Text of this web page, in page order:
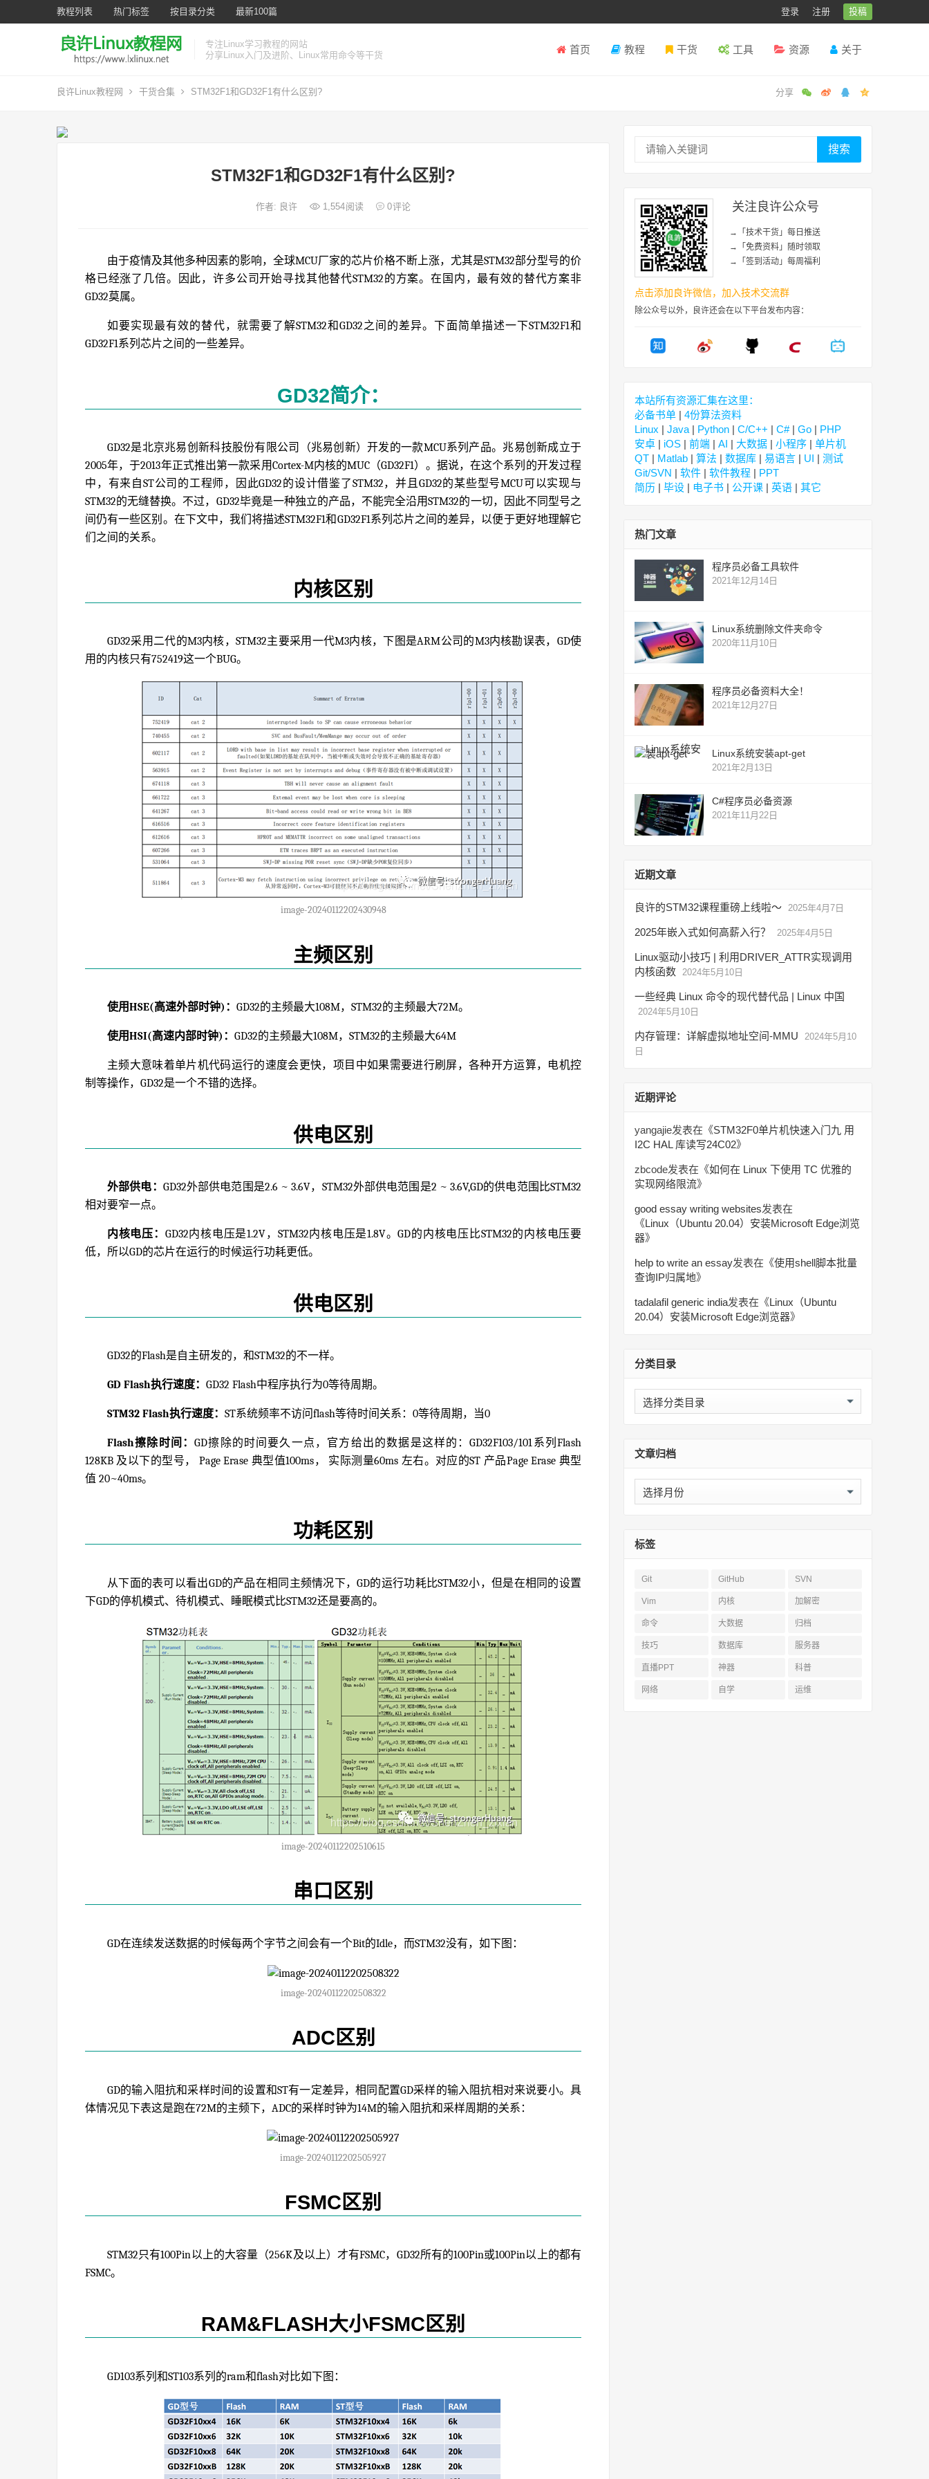
教程列表 热门标签 按目录分类 最新100篇 登录 注册 投稿
专注Linux学习教程的网站
分享Linux入门及进阶、Linux常用命令等干货
首页 教程 干货 工具 资源 关于
良许Linux教程网 干货合集 STM32F1和GD32F1有什么区别?
STM32F1和GD32F1有什么区别?
作者: 良许 1,554阅读 0评论
由于疫情及其他多种因素的影响，全球MCU厂家的芯片价格不断上涨，尤其是STM32部分型号的价
格已经涨了几倍。因此，许多公司开始寻找其他替代STM32的方案。在国内，最有效的替代方案非
GD32莫属。
如要实现最有效的替代，就需要了解STM32和GD32之间的差异。下面简单描述一下STM32F1和
GD32F1系列芯片之间的一些差异。
GD32简介：
GD32是北京兆易创新科技股份有限公司（兆易创新）开发的一款MCU系列产品。兆易创新成立于
2005年，于2013年正式推出第一款采用Cortex-M内核的MUC（GD32F1）。据说，在这个系列的开发过程
中，有来自ST公司的工程师，因此GD32的设计借鉴了STM32，并且GD32的某些型号MCU可以实现与
STM32的无缝替换。不过，GD32毕竟是一种独立的产品，不能完全沿用STM32的一切，因此不同型号之
间仍有一些区别。在下文中，我们将描述STM32F1和GD32F1系列芯片之间的差异，以便于更好地理解它
们之间的关系。
内核区别
GD32采用二代的M3内核，STM32主要采用一代M3内核，下图是ARM公司的M3内核勘误表，GD使
用的内核只有752419这一个BUG。
image-20240112202430948
主频区别
使用HSE(高速外部时钟)： GD32的主频最大108M，STM32的主频最大72M。
使用HSI(高速内部时钟)： GD32的主频最大108M，STM32的主频最大64M
主频大意味着单片机代码运行的速度会更快，项目中如果需要进行刷屏，各种开方运算，电机控
制等操作，GD32是一个不错的选择。
供电区别
外部供电： GD32外部供电范围是2.6 ~ 3.6V，STM32外部供电范围是2 ~ 3.6V,GD的供电范围比STM32
相对要窄一点。
内核电压： GD32内核电压是1.2V，STM32内核电压是1.8V。GD的内核电压比STM32的内核电压要
低，所以GD的芯片在运行的时候运行功耗更低。
供电区别
GD32的Flash是自主研发的，和STM32的不一样。
GD Flash执行速度： GD32 Flash中程序执行为0等待周期。
STM32 Flash执行速度： ST系统频率不访问flash等待时间关系：0等待周期，当0
Flash擦除时间：GD擦除的时间要久一点，官方给出的数据是这样的：GD32F103/101系列Flash
128KB 及以下的型号， Page Erase 典型值100ms， 实际测量60ms 左右。对应的ST 产品Page Erase 典型
值 20~40ms。
功耗区别
从下面的表可以看出GD的产品在相同主频情况下，GD的运行功耗比STM32小，但是在相同的设置
下GD的停机模式、待机模式、睡眠模式比STM32还是要高的。
image-20240112202510615
串口区别
GD在连续发送数据的时候每两个字节之间会有一个Bit的Idle，而STM32没有，如下图：
image-20240112202508322
ADC区别
GD的输入阻抗和采样时间的设置和ST有一定差异，相同配置GD采样的输入阻抗相对来说要小。具
体情况见下表这是跑在72M的主频下，ADC的采样时钟为14M的输入阻抗和采样周期的关系：
image-20240112202505927
FSMC区别
STM32只有100Pin以上的大容量（256K及以上）才有FSMC，GD32所有的100Pin或100Pin以上的都有
FSMC。
RAM&FLASH大小FSMC区别
GD103系列和ST103系列的ram和flash对比如下图：
搜索
关注良许公众号
→「技术干货」每日推送
→「免费资料」随时领取
→「签到活动」每周福利
点击添加良许微信，加入技术交流群
除公众号以外，良许还会在以下平台发布内容：
本站所有资源汇集在这里：
必备书单 | 4份算法资料
Linux | Java | Python | C/C++ | C#| Go | PHP
安卓 | iOS | 前端 | AI | 大数据 | 小程序 | 单片机
QT | Matlab | 算法 | 数据库 | 易语言 | UI | 测试
Git/SVN | 软件 | 软件教程 | PPT
简历 | 毕设 | 电子书 | 公开课 | 英语 | 其它
热门文章
程序员必备工具软件
2021年12月14日
Linux系统删除文件夹命令
2020年11月10日
程序员必备资料大全！
2021年12月27日
Linux系统安装apt-get
2021年2月13日
C#程序员必备资源
2021年11月22日
近期文章
良许的STM32课程重磅上线啦～ 2025年4月7日
2025年嵌入式如何高薪入行？ 2025年4月5日
Linux驱动小技巧 | 利用DRIVER_ATTR实现调用
内核函数 2024年5月10日
一些经典 Linux 命令的现代替代品 | Linux 中国
2024年5月10日
内存管理：详解虚拟地址空间-MMU
2024年5月10
日
近期评论
yangajie发表在《STM32F0单片机快速入门九 用
I2C HAL 库读写24C02》
zbcode发表在《如何在 Linux 下使用 TC 优雅的
实现网络限流》
good essay writing websites发表在
《Linux（Ubuntu 20.04）安装Microsoft Edge浏览
器》
help to write an essay发表在《使用shell脚本批量
查询IP归属地》
tadalafil generic india发表在《Linux（Ubuntu
20.04）安装Microsoft Edge浏览器》
分类目录
分
类
文章归档
文
章
标签
Git GitHub SVN
Vim 内核 加解密
命令 大数据 归档
技巧 数据库 服务器
直播PPT 神器 科普
网络 自学 运维